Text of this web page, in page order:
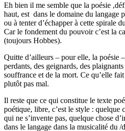
Eh bien il me semble que la poésie
haut, est dans le domaine du langage
ou à tenter d’échapper à cette spirale
Car le fondement du pouvoir c’est la
(toujours Hobbes).
Quitte d’ailleurs – pour elle, la poésie
perdants, des geignards, des
souffrance et de la mort. Ce qu’elle
plutôt pas mal.
Il reste que ce qui constitue le texte
poétique, libre, c’est le style : quelque
qui ne s’invente pas, quelque chose
dans le langage dans la musicalité du /